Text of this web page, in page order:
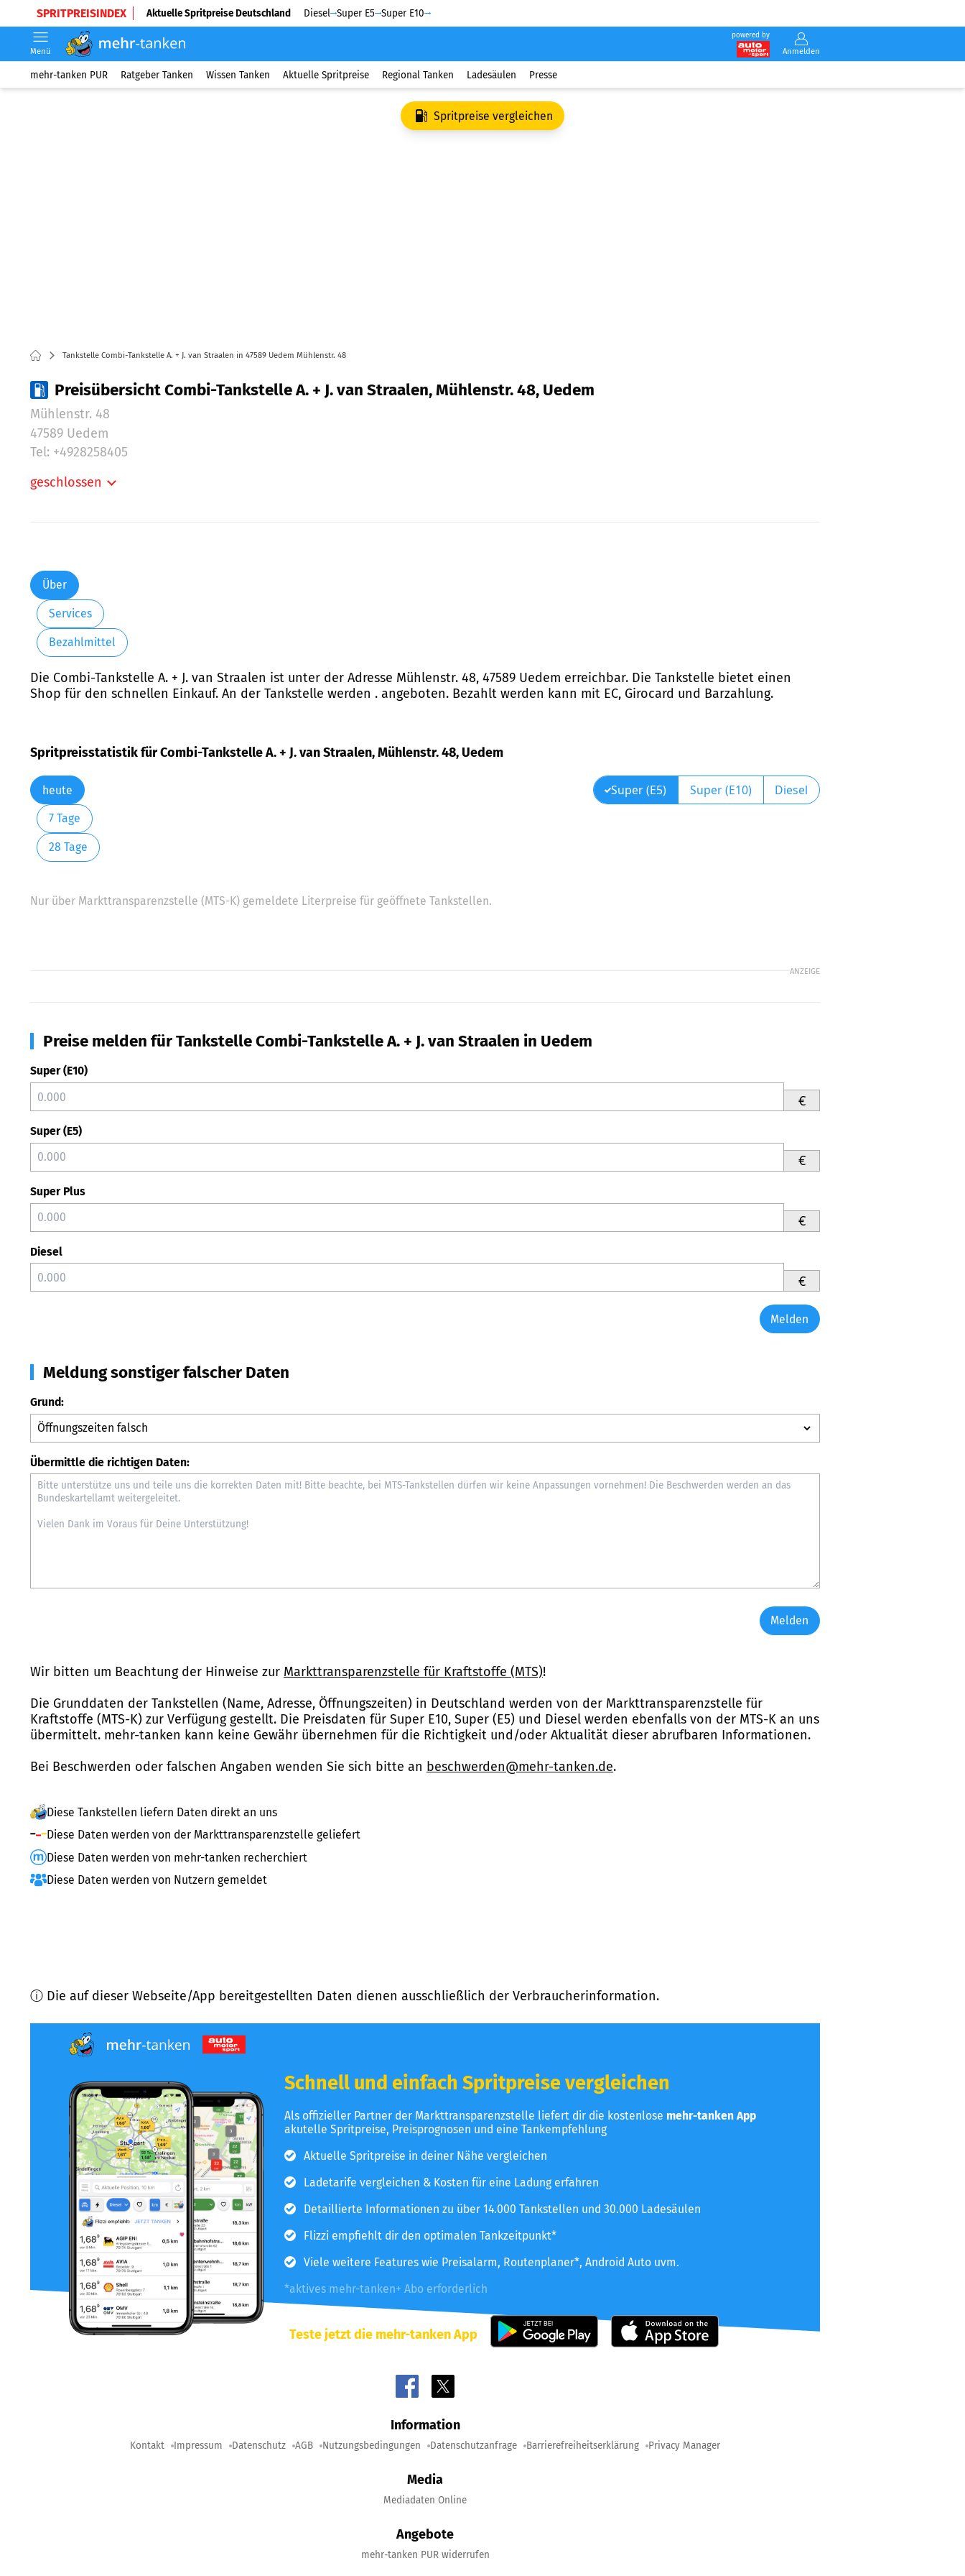
SPRITPREISINDEX Aktuelle Spritpreise Deutschland Diesel Super E5 Super E10
powered by
Anmelden
Menü
mehr-tanken PUR Ratgeber Tanken Wissen Tanken Aktuelle Spritpreise Regional Tanken Ladesäulen Presse
Spritpreise vergleichen
Tankstelle Combi-Tankstelle A. + J. van Straalen in 47589 Uedem Mühlenstr. 48
Preisübersicht Combi-Tankstelle A. + J. van Straalen, Mühlenstr. 48, Uedem
Mühlenstr. 48
47589 Uedem
Tel: +4928258405
geschlossen
Freitag:
Samstag:
Über
Services
Bezahlmittel
Die Combi-Tankstelle A. + J. van Straalen ist unter der Adresse Mühlenstr. 48, 47589 Uedem erreichbar. Die Tankstelle bietet einen
Shop für den schnellen Einkauf. An der Tankstelle werden . angeboten. Bezahlt werden kann mit EC, Girocard und Barzahlung.
Spritpreisstatistik für Combi-Tankstelle A. + J. van Straalen, Mühlenstr. 48, Uedem
heute
7 Tage
28 Tage
Super (E5) Super (E10) Diesel
Nur über Markttransparenzstelle (MTS-K) gemeldete Literpreise für geöffnete Tankstellen.
ANZEIGE
Preise melden für Tankstelle Combi-Tankstelle A. + J. van Straalen in Uedem
Super (E10)
€
Super (E5)
€
Super Plus
€
Diesel
€
Melden
Meldung sonstiger falscher Daten
Grund:
Übermittle die richtigen Daten:
Melden
Wir bitten um Beachtung der Hinweise zur Markttransparenzstelle für Kraftstoffe (MTS)!
Die Grunddaten der Tankstellen (Name, Adresse, Öffnungszeiten) in Deutschland werden von der Markttransparenzstelle für
Kraftstoffe (MTS-K) zur Verfügung gestellt. Die Preisdaten für Super E10, Super (E5) und Diesel werden ebenfalls von der MTS-K an uns
übermittelt. mehr-tanken kann keine Gewähr übernehmen für die Richtigkeit und/oder Aktualität dieser abrufbaren Informationen.
Bei Beschwerden oder falschen Angaben wenden Sie sich bitte an beschwerden@mehr-tanken.de.
Diese Tankstellen liefern Daten direkt an uns
Diese Daten werden von der Markttransparenzstelle geliefert
Diese Daten werden von mehr-tanken recherchiert
Diese Daten werden von Nutzern gemeldet
ⓘ Die auf dieser Webseite/App bereitgestellten Daten dienen ausschließlich der Verbraucherinformation.
Schnell und einfach Spritpreise vergleichen
Als offizieller Partner der Markttransparenzstelle liefert dir die kostenlose mehr-tanken App
akutelle Spritpreise, Preisprognosen und eine Tankempfehlung
Aktuelle Spritpreise in deiner Nähe vergleichen
Ladetarife vergleichen & Kosten für eine Ladung erfahren
Detaillierte Informationen zu über 14.000 Tankstellen und 30.000 Ladesäulen
Flizzi empfiehlt dir den optimalen Tankzeitpunkt*
Viele weitere Features wie Preisalarm, Routenplaner*, Android Auto uvm.
*aktives mehr-tanken+ Abo erforderlich
Teste jetzt die mehr-tanken App
Information
Kontakt Impressum Datenschutz AGB Nutzungsbedingungen Datenschutzanfrage Barrierefreiheitserklärung Privacy Manager
Media
Mediadaten Online
Angebote
mehr-tanken PUR widerrufen